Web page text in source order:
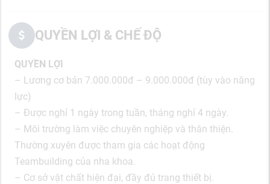
QUYỀN LỢI & CHẾ ĐỘ
QUYỀN LỢI
– Lương cơ bản 7.000.000đ – 9.000.000đ (tùy vào năng
lực)
– Được nghỉ 1 ngày trong tuần, tháng nghỉ 4 ngày.
– Môi trường làm việc chuyên nghiệp và thân thiện.
Thường xuyên được tham gia các hoạt động
Teambuilding của nha khoa.
– Cơ sở vật chất hiện đại, đầy đủ trang thiết bị.